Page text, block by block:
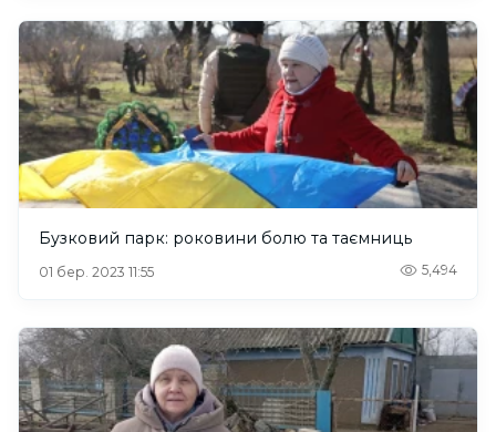
Бузковий парк: роковини болю та таємниць
01 бер. 2023 11:55 5,494